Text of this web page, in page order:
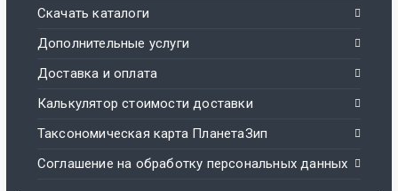
Скачать каталоги
Дополнительные услуги
Доставка и оплата
Калькулятор стоимости доставки
Таксономическая карта ПланетаЗип
Соглашение на обработку персональных данных